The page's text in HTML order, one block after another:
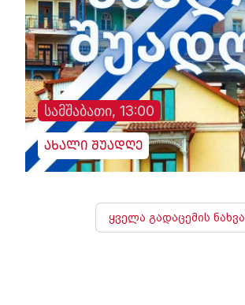
სამშაბათი, 13:00
ახალი შუადღე
ყველა გადაცემის ნახვა